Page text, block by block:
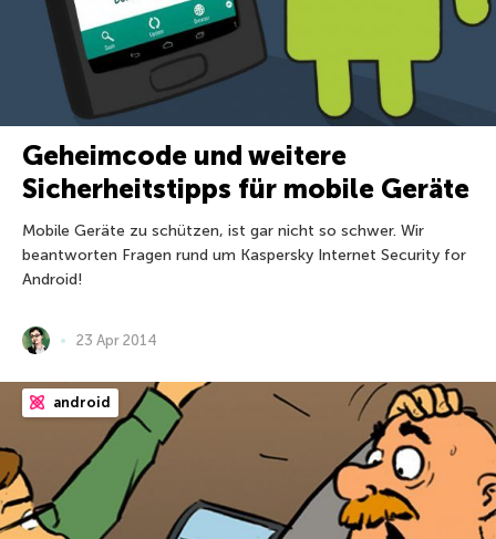
Geheimcode und weitere
Sicherheitstipps für mobile Geräte
Mobile Geräte zu schützen, ist gar nicht so schwer. Wir
beantworten Fragen rund um Kaspersky Internet Security for
Android!
23 Apr 2014
android